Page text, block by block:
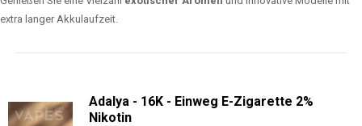
extra langer Akkulaufzeit.
Adalya - 16K - Einweg E-Zigarette 2%
Nikotin